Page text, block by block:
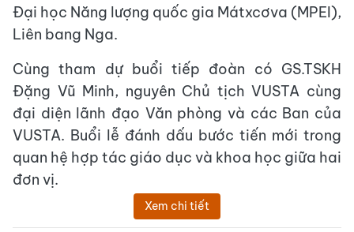
Đại học Năng lượng quốc gia Mátxcơva (MPEI),
Liên bang Nga.
Cùng tham dự buổi tiếp đoàn có GS.TSKH
Đặng Vũ Minh, nguyên Chủ tịch VUSTA cùng
đại diện lãnh đạo Văn phòng và các Ban của
VUSTA. Buổi lễ đánh dấu bước tiến mới trong
quan hệ hợp tác giáo dục và khoa học giữa hai
đơn vị.
Xem chi tiết